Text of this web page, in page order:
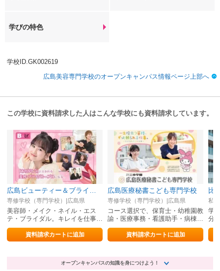
学びの特色
学校ID.GK002619
広島美容専門学校のオープンキャンパス情報ページ上部へ
この学校に資料請求した人はこんな学校にも資料請求しています。
専修学校（専門学校）|広島県
美容師・メイク・ネイル・エス
テ・ブライダル。キレイを仕事に
しよう！
資料請求カートに追加
広島医療秘書こども専門学校
専修学校（専門学校）|広島県
コース選択で、保育士・幼稚園教
諭・医療事務・看護助手・病棟＆
小児クラークを目指す
資料請求カートに追加
比
私
学
分
来
オープンキャンパスの知識を身につけよう！